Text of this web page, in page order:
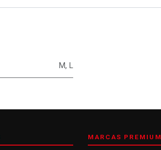
M, L
MARCAS PREMIUM